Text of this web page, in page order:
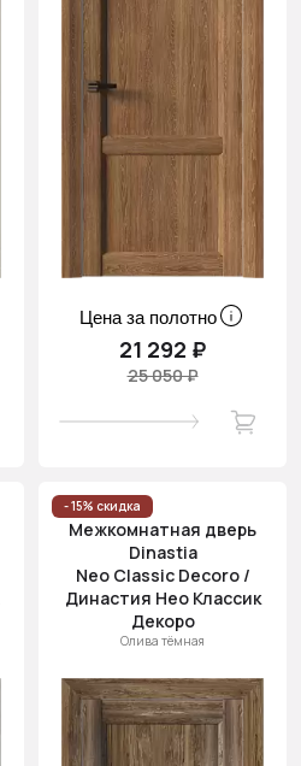
Цена за полотно
21 292 ₽
25 050 ₽
- 15% скидка
Межкомнатная дверь
Dinastia
Neo Classic Decoro /
Династия Нео Классик
Декоро
Олива тёмная